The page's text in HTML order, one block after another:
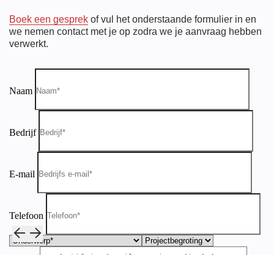
Boek een gesprek of vul het onderstaande formulier in en
we nemen contact met je op zodra we je aanvraag hebben
verwerkt.
Naam
Bedrijf
E-mail
Telefoon